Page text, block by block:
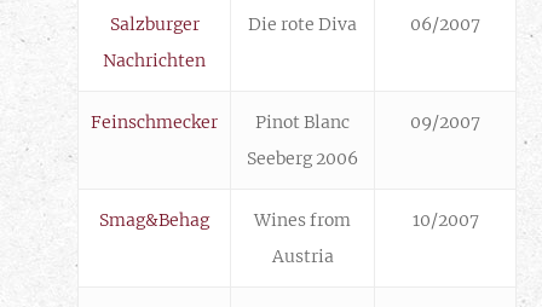
Salzburger
Nachrichten
Die rote Diva 06/2007
Feinschmecker
Pinot Blanc
Seeberg 2006
09/2007
Smag&Behag
Wines from
Austria
10/2007